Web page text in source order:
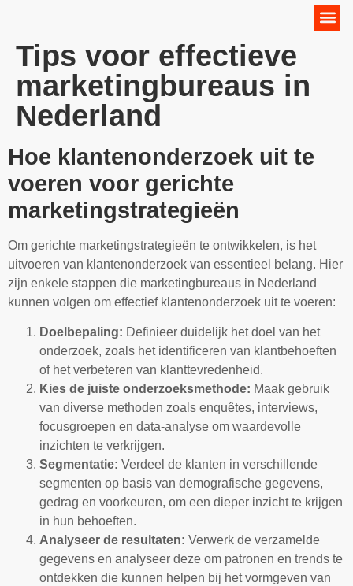
Tips voor effectieve
marketingbureaus in
Nederland
Hoe klantenonderzoek uit te
voeren voor gerichte
marketingstrategieën
Om gerichte marketingstrategieën te ontwikkelen, is het
uitvoeren van klantenonderzoek van essentieel belang. Hier
zijn enkele stappen die marketingbureaus in Nederland
kunnen volgen om effectief klantenonderzoek uit te voeren:
Doelbepaling: Definieer duidelijk het doel van het
onderzoek, zoals het identificeren van klantbehoeften
of het verbeteren van klanttevredenheid.
Kies de juiste onderzoeksmethode: Maak gebruik
van diverse methoden zoals enquêtes, interviews,
focusgroepen en data-analyse om waardevolle
inzichten te verkrijgen.
Segmentatie: Verdeel de klanten in verschillende
segmenten op basis van demografische gegevens,
gedrag en voorkeuren, om een dieper inzicht te krijgen
in hun behoeften.
Analyseer de resultaten: Verwerk de verzamelde
gegevens en analyseer deze om patronen en trends te
ontdekken die kunnen helpen bij het vormgeven van